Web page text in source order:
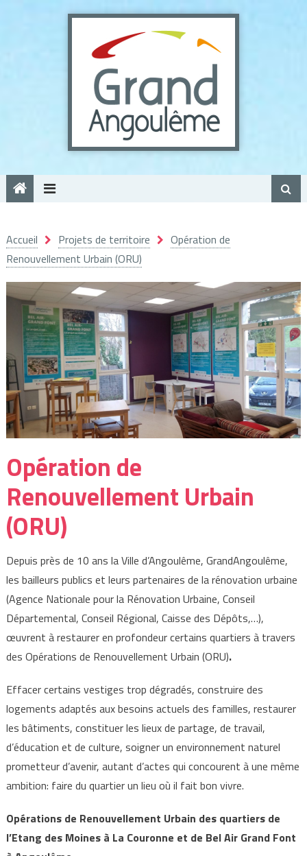
Accueil Projets de territoire
Opération de
Renouvellement Urbain (ORU)
Opération de
Renouvellement Urbain
(ORU)
Depuis près de 10 ans la Ville d’Angoulême, GrandAngoulême,
les bailleurs publics et leurs partenaires de la rénovation urbaine
(Agence Nationale pour la Rénovation Urbaine, Conseil
Départemental, Conseil Régional, Caisse des Dépôts,…),
œuvrent à restaurer en profondeur certains quartiers à travers
des Opérations de Renouvellement Urbain (ORU).
Effacer certains vestiges trop dégradés, construire des
logements adaptés aux besoins actuels des familles, restaurer
les bâtiments, constituer les lieux de partage, de travail,
d’éducation et de culture, soigner un environnement naturel
prometteur d’avenir, autant d’actes qui concourent à une même
ambition: faire du quartier un lieu où il fait bon vivre.
Opérations de Renouvellement Urbain des quartiers de
l’Etang des Moines à La Couronne et de Bel Air Grand Font
Panneau de gestion des cookies